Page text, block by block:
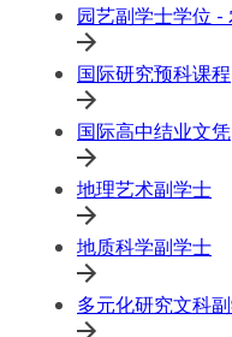
园艺副学士学位 -
国际研究预科课程
国际高中结业文凭
地理艺术副学士
地质科学副学士
多元化研究文科